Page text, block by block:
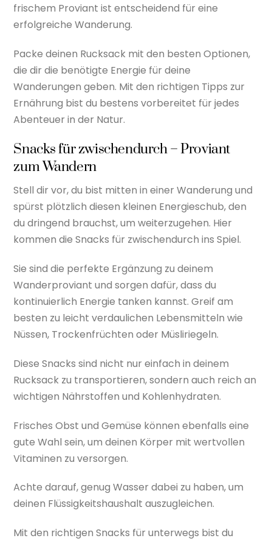
frischem Proviant ist entscheidend für eine
erfolgreiche Wanderung.
Packe deinen Rucksack mit den besten Optionen,
die dir die benötigte Energie für deine
Wanderungen geben. Mit den richtigen Tipps zur
Ernährung bist du bestens vorbereitet für jedes
Abenteuer in der Natur.
Snacks für zwischendurch – Proviant
zum Wandern
Stell dir vor, du bist mitten in einer Wanderung und
spürst plötzlich diesen kleinen Energieschub, den
du dringend brauchst, um weiterzugehen. Hier
kommen die Snacks für zwischendurch ins Spiel.
Sie sind die perfekte Ergänzung zu deinem
Wanderproviant und sorgen dafür, dass du
kontinuierlich Energie tanken kannst. Greif am
besten zu leicht verdaulichen Lebensmitteln wie
Nüssen, Trockenfrüchten oder Müsliriegeln.
Diese Snacks sind nicht nur einfach in deinem
Rucksack zu transportieren, sondern auch reich an
wichtigen Nährstoffen und Kohlenhydraten.
Frisches Obst und Gemüse können ebenfalls eine
gute Wahl sein, um deinen Körper mit wertvollen
Vitaminen zu versorgen.
Achte darauf, genug Wasser dabei zu haben, um
deinen Flüssigkeitshaushalt auszugleichen.
Mit den richtigen Snacks für unterwegs bist du